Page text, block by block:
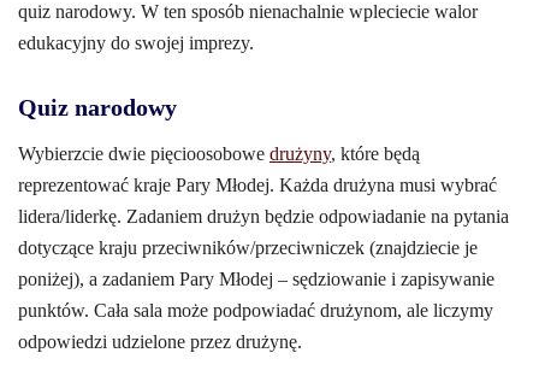
quiz narodowy. W ten sposób nienachalnie wpleciecie walor
edukacyjny do swojej imprezy.
Quiz narodowy
Wybierzcie dwie pięcioosobowe drużyny, które będą
reprezentować kraje Pary Młodej. Każda drużyna musi wybrać
lidera/liderkę. Zadaniem drużyn będzie odpowiadanie na pytania
dotyczące kraju przeciwników/przeciwniczek (znajdziecie je
poniżej), a zadaniem Pary Młodej – sędziowanie i zapisywanie
punktów. Cała sala może podpowiadać drużynom, ale liczymy
odpowiedzi udzielone przez drużynę.